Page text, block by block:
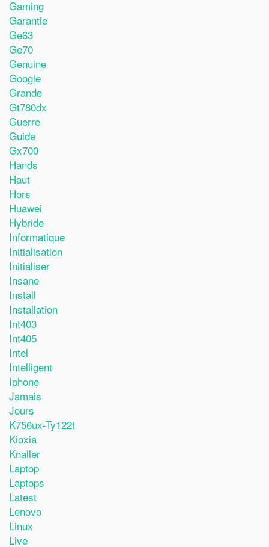
Gaming
Garantie
Ge63
Ge70
Genuine
Google
Grande
Gt780dx
Guerre
Guide
Gx700
Hands
Haut
Hors
Huawei
Hybride
Informatique
Initialisation
Initialiser
Insane
Install
Installation
Int403
Int405
Intel
Intelligent
Iphone
Jamais
Jours
K756ux-Ty122t
Kioxia
Knaller
Laptop
Laptops
Latest
Lenovo
Linux
Live